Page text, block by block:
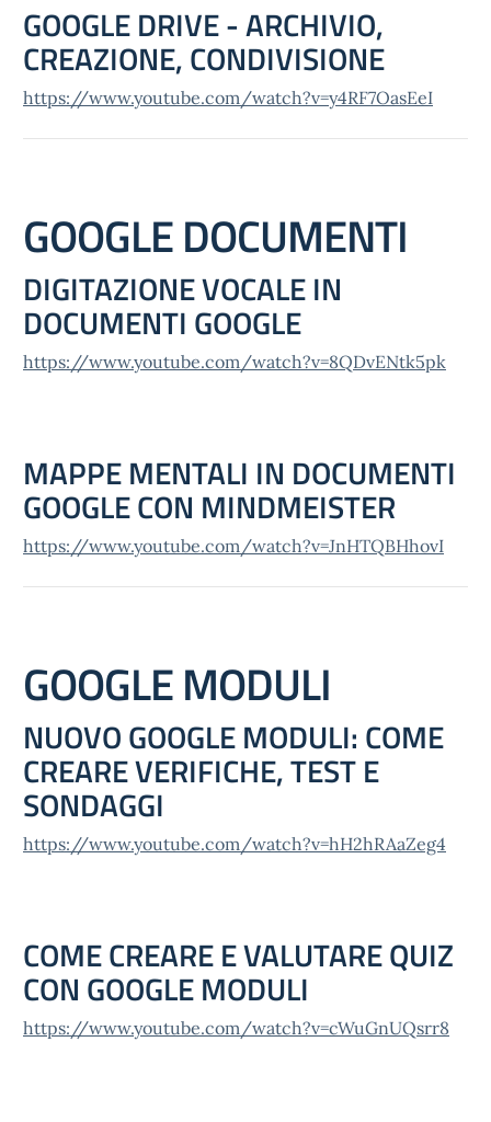
GOOGLE DRIVE - ARCHIVIO,
CREAZIONE, CONDIVISIONE
https://www.youtube.com/watch?v=y4RF7OasEeI
GOOGLE DOCUMENTI
DIGITAZIONE VOCALE IN
DOCUMENTI GOOGLE
https://www.youtube.com/watch?v=8QDvENtk5pk
MAPPE MENTALI IN DOCUMENTI
GOOGLE CON MINDMEISTER
https://www.youtube.com/watch?v=JnHTQBHhovI
GOOGLE MODULI
NUOVO GOOGLE MODULI: COME
CREARE VERIFICHE, TEST E
SONDAGGI
https://www.youtube.com/watch?v=hH2hRAaZeg4
COME CREARE E VALUTARE QUIZ
CON GOOGLE MODULI
https://www.youtube.com/watch?v=cWuGnUQsrr8